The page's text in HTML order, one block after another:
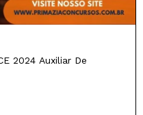
2024 Auxiliar De